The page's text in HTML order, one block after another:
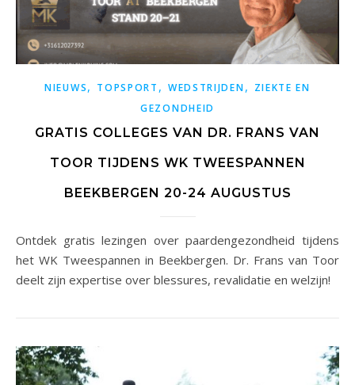
NIEUWS, TOPSPORT , WEDSTRIJDEN, ZIEKTE EN
GEZONDHEID
GRATIS COLLEGES VAN DR. FRANS VAN
TOOR TIJDENS WK TWEESPANNEN
BEEKBERGEN 20-24 AUGUSTUS
Ontdek gratis lezingen over paardengezondheid tijdens
het WK Tweespannen in Beekbergen. Dr. Frans van Toor
deelt zijn expertise over blessures, revalidatie en welzijn!